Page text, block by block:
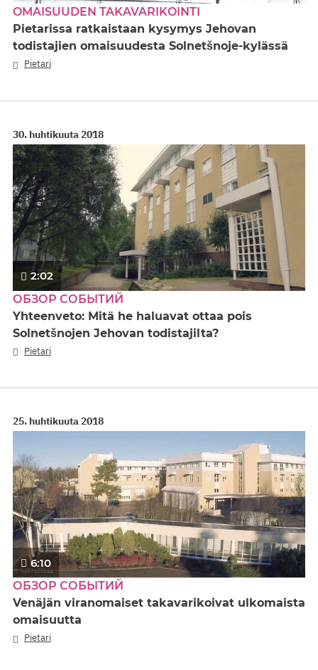
OMAISUUDEN TAKAVARIKOINTI
Pietarissa ratkaistaan kysymys Jehovan
todistajien omaisuudesta Solnetšnoje-kylässä
Pietari
30. huhtikuuta 2018
2:02
ОБЗОР СОБЫТИЙ
Yhteenveto: Mitä he haluavat ottaa pois
Solnetšnojen Jehovan todistajilta?
Pietari
25. huhtikuuta 2018
6:10
ОБЗОР СОБЫТИЙ
Venäjän viranomaiset takavarikoivat ulkomaista
omaisuutta
Pietari